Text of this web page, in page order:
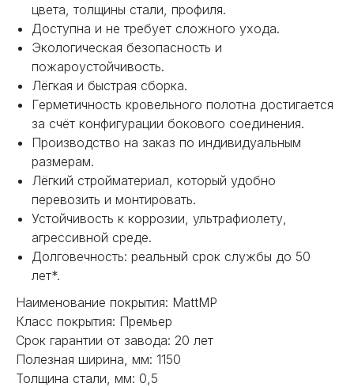
цвета, толщины стали, профиля.
Доступна и не требует сложного ухода.
Экологическая безопасность и
пожароустойчивость.
Лёгкая и быстрая сборка.
Герметичность кровельного полотна достигается
за счёт конфигурации бокового соединения.
Производство на заказ по индивидуальным
размерам.
Лёгкий стройматериал, который удобно
перевозить и монтировать.
Устойчивость к коррозии, ультрафиолету,
агрессивной среде.
Долговечность: реальный срок службы до 50
лет*.
Наименование покрытия: MattMP
Класс покрытия: Премьер
Срок гарантии от завода: 20 лет
Полезная ширина, мм: 1150
Толщина стали, мм: 0,5
НЕ НАШЛИ НУЖНОЕ
ИЛИ НУЖНА ПОМОЩЬ
С ВЫБОРОМ?
Или напишите нам напрямую
Наш менеджер готов ответить на
все вопросы. Свяжитесь по
телефону или заполните форму для
индивидуального подбора.
+7